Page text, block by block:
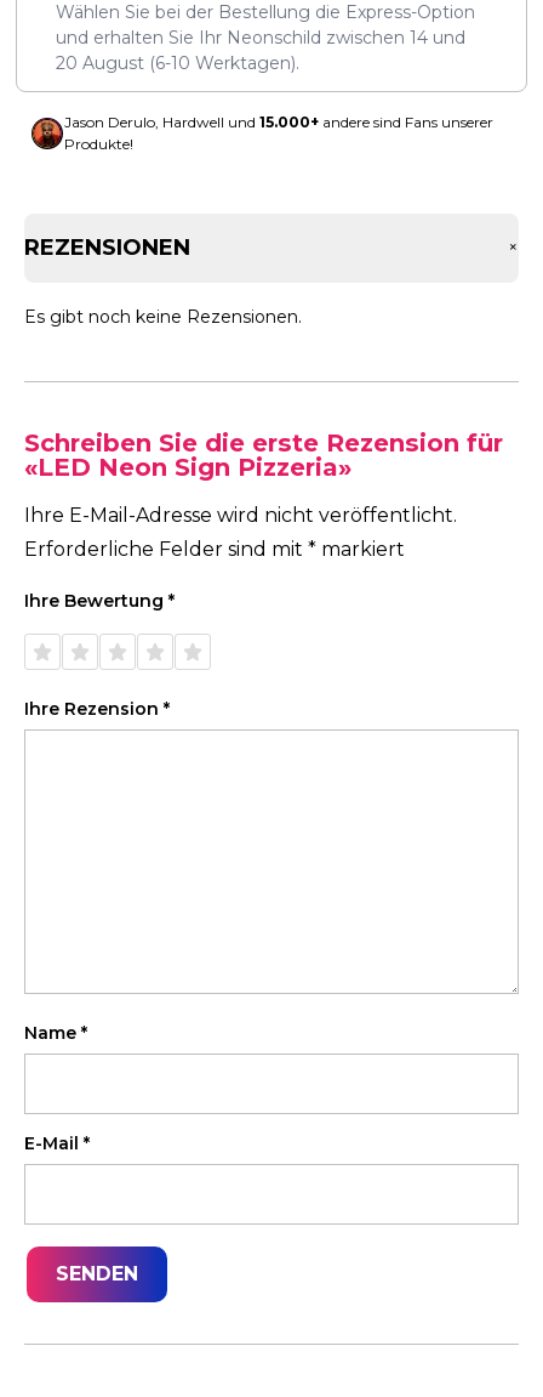
Wählen Sie bei der Bestellung die Express-Option
und erhalten Sie Ihr Neonschild zwischen 14 und
20 August (6-10 Werktagen).
Jason Derulo, Hardwell und 15.000+ andere sind Fans unserer
Produkte!
REZENSIONEN +
Es gibt noch keine Rezensionen.
Schreiben Sie die erste Rezension für
«LED Neon Sign Pizzeria»
Ihre E-Mail-Adresse wird nicht veröffentlicht.
Erforderliche Felder sind mit * markiert
Ihre Bewertung *
1 von
5 Sternen
2 von
5 Sternen
3 von
5 Sternen
4 von
5 Sternen
5 von
5 Sternen
Ihre Rezension *
Name *
E-Mail *